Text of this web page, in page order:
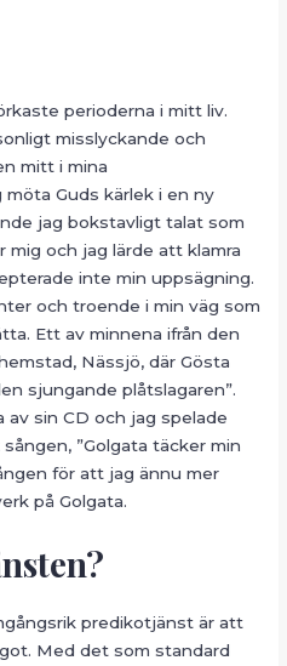
perioderna i mitt liv.
misslyckande och
mitt i mina
Guds kärlek i en ny
jag bokstavligt talat som
mig och jag lärde att klamra
inte min uppsägning.
och troende i min väg som
Ett av minnena ifrån den
Nässjö, där Gösta
sjungande plåtslagaren”.
sin CD och jag spelade
”Golgata täcker min
för att jag ännu mer
på Golgata.
predikotjänst är att
Med det som standard